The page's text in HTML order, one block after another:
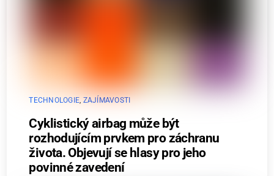
TECHNOLOGIE, ZAJÍMAVOSTI
Cyklistický airbag může být
rozhodujícím prvkem pro záchranu
života. Objevují se hlasy pro jeho
povinné zavedení